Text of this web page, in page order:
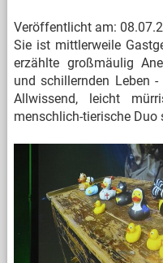
Veröffentlicht am:
Sie ist mittlerweile
erzählte großmäulig
und schillernden Leben
Allwissend, leicht
menschlich-tierische